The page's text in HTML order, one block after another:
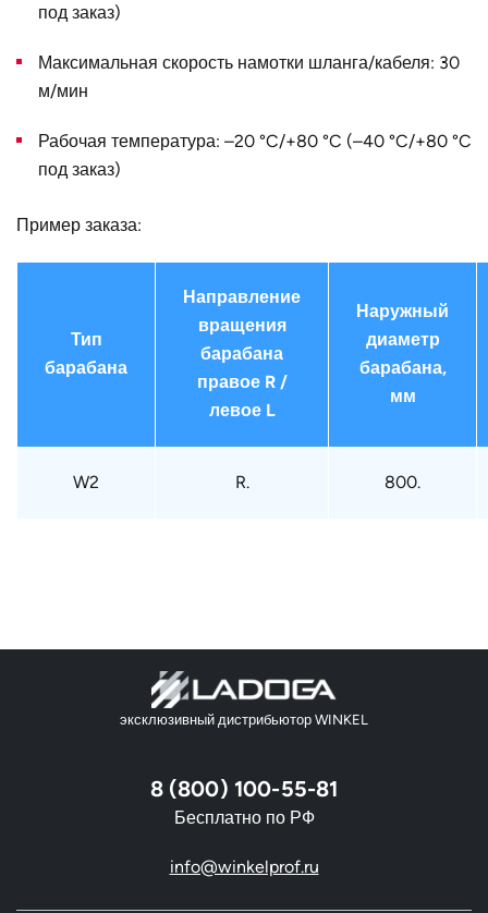
Наружный
Страна
под заказ)
Максимальная скорость намотки шланга/кабеля: 30
м/мин
Рабочая температура: –20 °C/+80 °C (–40 °C/+80 °C
под заказ)
Пример заказа:
Тип
барабана
Направление
вращения
барабана
правое R /
левое L
Наружный
диаметр
барабана,
мм
W2 R. 800.
эксклюзивный дистрибьютор WINKEL
8 (800) 100-55-81
Бесплатно по РФ
info@winkelprof.ru